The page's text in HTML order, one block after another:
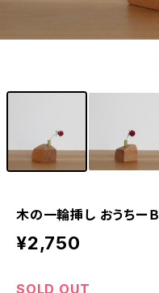
木の一輪挿し おうちーＢ
¥2,750
SOLD OUT